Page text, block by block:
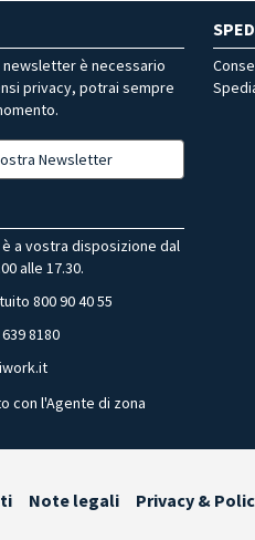
è necessario
privacy, potrai sempre
Newsletter
a vostra disposizione dal
alle 17.30.
800 90 40 55
8180
con l'Agente di zona
Note legali Privacy &